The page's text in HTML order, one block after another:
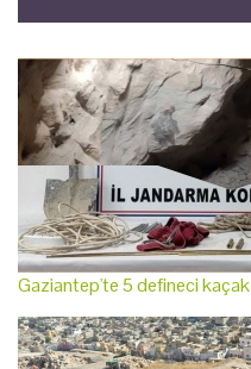
Gaziantep'te 5 defineci kaçak